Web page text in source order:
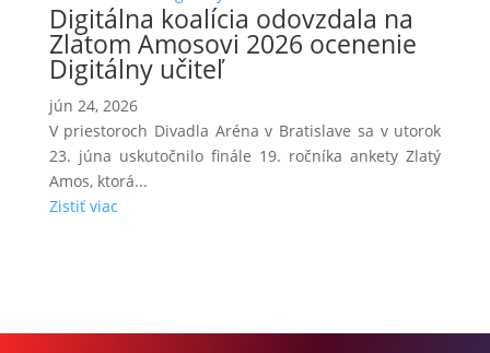
Digitálna koalícia odovzdala na
Zlatom Amosovi 2026 ocenenie
Digitálny učiteľ
jún 24, 2026
V priestoroch Divadla Aréna v Bratislave sa v utorok
23. júna uskutočnilo finále 19. ročníka ankety Zlatý
Amos, ktorá...
Zistiť viac